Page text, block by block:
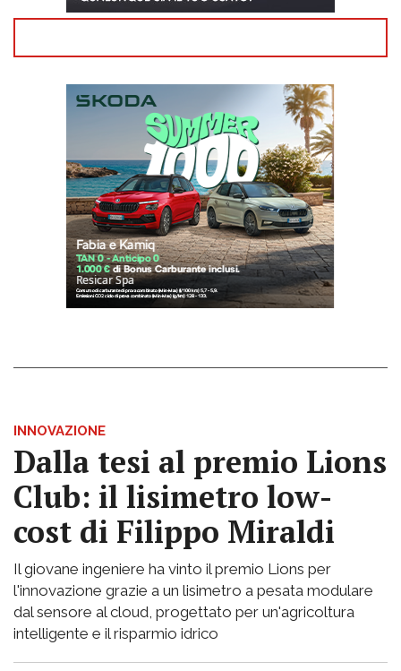
INNOVAZIONE
Dalla tesi al premio Lions
Club: il lisimetro low-
cost di Filippo Miraldi
Il giovane ingeniere ha vinto il premio Lions per
l'innovazione grazie a un lisimetro a pesata modulare
dal sensore al cloud, progettato per un'agricoltura
intelligente e il risparmio idrico